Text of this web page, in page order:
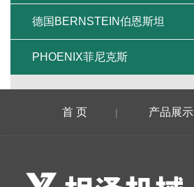
德国BERNSTEIN伯恩斯坦
PHOENIX菲尼克斯
首 页 | 产品展示